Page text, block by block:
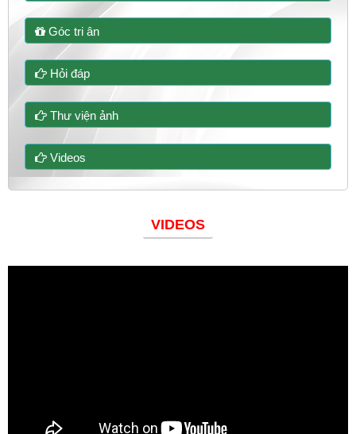
Góc tri ân
Hỏi đáp
Thư viện ảnh
Videos
VIDEOS